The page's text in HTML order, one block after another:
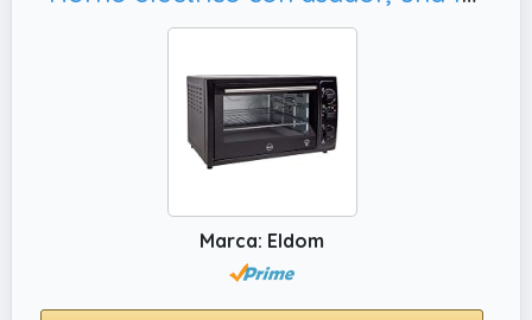
Marca: Eldom